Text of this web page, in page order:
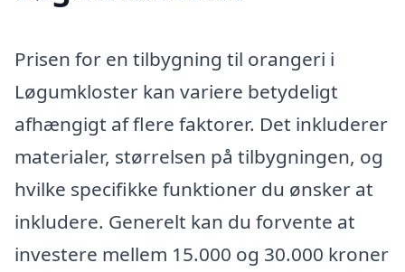
Prisen for en tilbygning til orangeri i
Løgumkloster kan variere betydeligt
afhængigt af flere faktorer. Det inkluderer
materialer, størrelsen på tilbygningen, og
hvilke specifikke funktioner du ønsker at
inkludere. Generelt kan du forvente at
investere mellem 15.000 og 30.000 kroner